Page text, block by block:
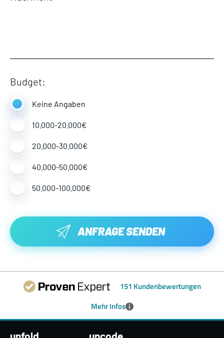
Budget:
Keine Angaben
10.000-20.000€
20.000-30.000€
40.000-50.000€
50.000-100.000€
ANFRAGE SENDEN
151 Kundenbewertungen
Mehr Infos i